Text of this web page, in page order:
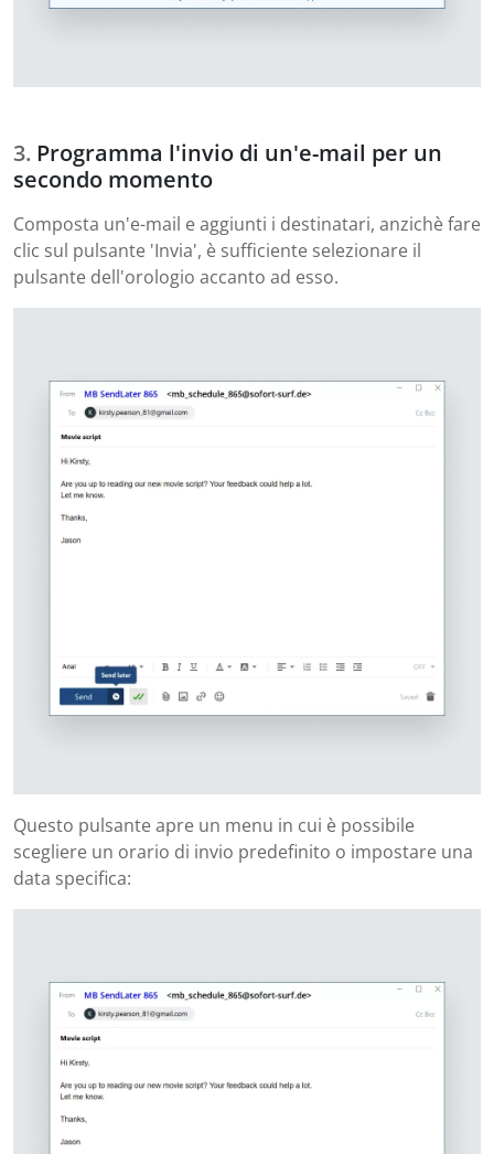
Programma l'invio di un'e-mail per un
secondo momento
Composta un'e-mail e aggiunti i destinatari, anzichè fare
clic sul pulsante 'Invia', è sufficiente selezionare il
pulsante dell'orologio accanto ad esso.
Questo pulsante apre un menu in cui è possibile
scegliere un orario di invio predefinito o impostare una
data specifica: